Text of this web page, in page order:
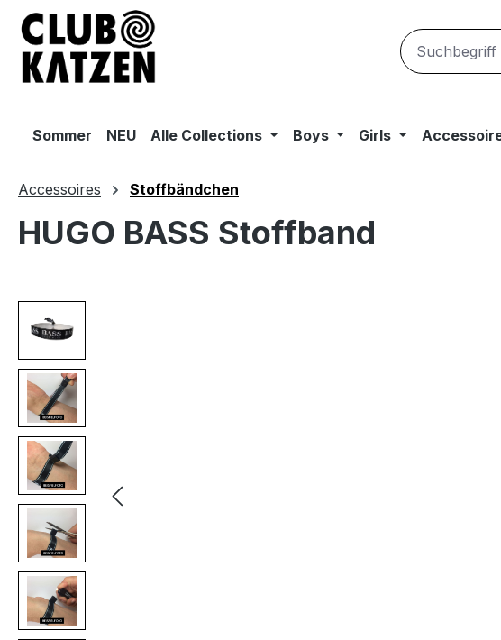
Hauptinhalt springen
Zur Suche springen
Zur Hauptnavigation springen
Sommer NEU Alle Collections Boys Girls
Accessoires Stoffbändchen
HUGO BASS Stoffband